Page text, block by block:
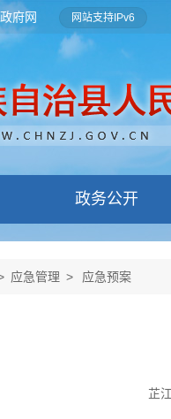
府网 网站支持IPv6
政务公开
应急管理 > 应急预案
芷